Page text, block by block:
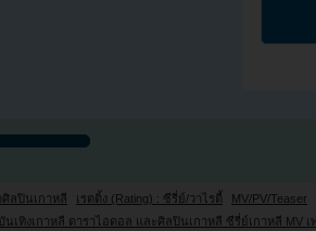
ศิลปินเกาหลี เรตติ้ง (Rating) : ซีรี่ย์/วาไรตี้
MV/PV/Teaser
นเทิงเกาหลี ดาราไอดอล และศิลปินเกาหลี ซีรี่ย์เกาหลี MV